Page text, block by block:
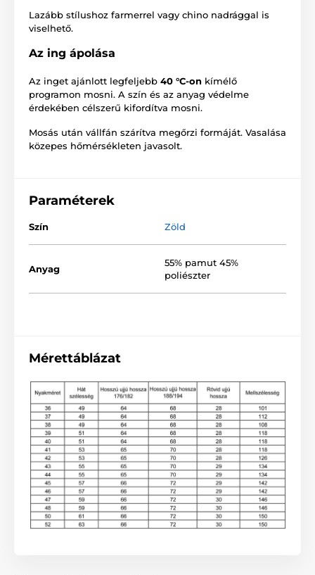
Lazább stílushoz farmerrel vagy chino nadrággal is
viselhető.
Az ing ápolása
Az inget ajánlott legfeljebb 40 °C-on kímélő
programon mosni. A szín és az anyag védelme
érdekében célszerű kifordítva mosni.
Mosás után vállfán szárítva megőrzi formáját. Vasalása
közepes hőmérsékleten javasolt.
Paraméterek
Szín Zöld
Anyag
55% pamut 45%
poliészter
Mérettáblázat